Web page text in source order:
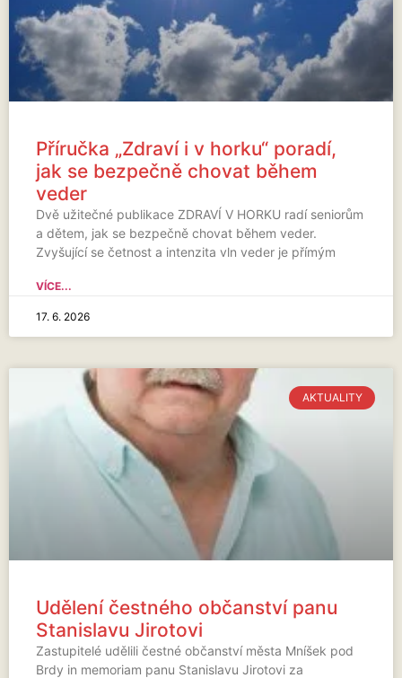
Příručka „Zdraví i v horku“ poradí,
jak se bezpečně chovat během
veder
Dvě užitečné publikace ZDRAVÍ V HORKU radí seniorům
a dětem, jak se bezpečně chovat během veder.
Zvyšující se četnost a intenzita vln veder je přímým
VÍCE...
17. 6. 2026
AKTUALITY
Udělení čestného občanství panu
Stanislavu Jirotovi
Zastupitelé udělili čestné občanství města Mníšek pod
Brdy in memoriam panu Stanislavu Jirotovi za